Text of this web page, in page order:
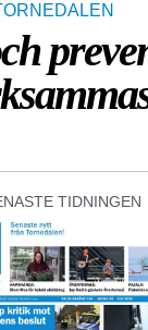
TIDNINGEN